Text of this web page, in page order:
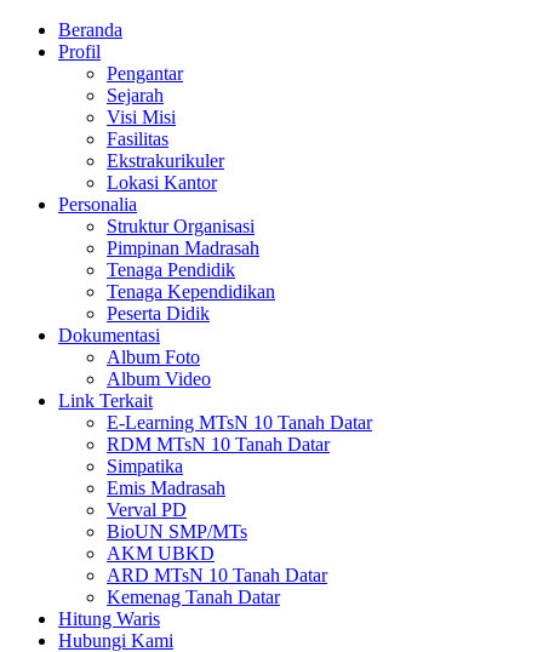
Beranda
Profil
Pengantar
Sejarah
Visi Misi
Fasilitas
Ekstrakurikuler
Lokasi Kantor
Personalia
Struktur Organisasi
Pimpinan Madrasah
Tenaga Pendidik
Tenaga Kependidikan
Peserta Didik
Dokumentasi
Album Foto
Album Video
Link Terkait
E-Learning MTsN 10 Tanah Datar
RDM MTsN 10 Tanah Datar
Simpatika
Emis Madrasah
Verval PD
BioUN SMP/MTs
AKM UBKD
ARD MTsN 10 Tanah Datar
Kemenag Tanah Datar
Hitung Waris
Hubungi Kami